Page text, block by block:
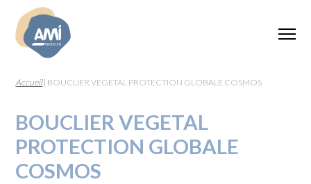
Accueil| BOUCLIER VEGETAL PROTECTION GLOBALE COSMOS
BOUCLIER VEGETAL
PROTECTION GLOBALE
COSMOS